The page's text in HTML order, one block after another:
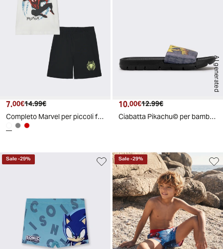
Prezzo attuale
7.00€ Prezzo originale
14.99€
Completo Marvel per piccoli fan di Spider-Man - Bianco
AI generated
Prezzo attuale
10.00€ Prezzo originale
12.99€
Ciabatta Pikachu© per bambini in poliuretano - Nero
Sale-29% Sale-29%